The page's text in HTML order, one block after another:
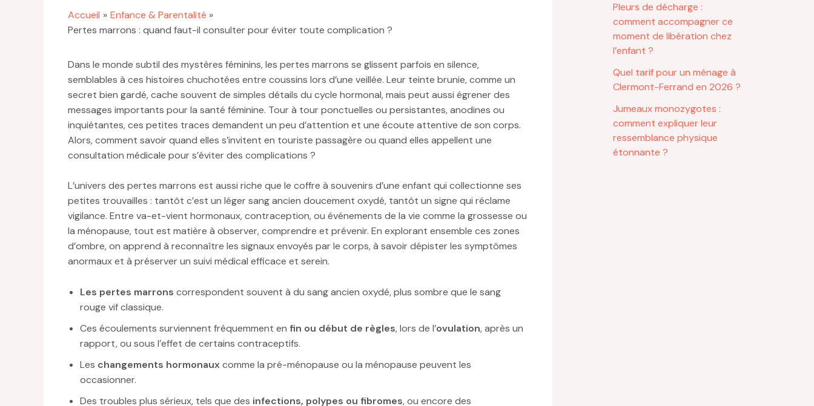
Accueil
Enfance & Parentalité
Pertes marrons : quand faut-il consulter pour éviter toute complication ?
Dans le monde subtil des mystères féminins, les pertes marrons se glissent parfois en silence,
semblables à ces histoires chuchotées entre coussins lors d’une veillée. Leur teinte brunie, comme un
secret bien gardé, cache souvent de simples détails du cycle hormonal, mais peut aussi égrener des
messages importants pour la santé féminine. Tour à tour ponctuelles ou persistantes, anodines ou
inquiétantes, ces petites traces demandent un peu d’attention et une écoute attentive de son corps.
Alors, comment savoir quand elles s’invitent en touriste passagère ou quand elles appellent une
consultation médicale pour s’éviter des complications ?
L’univers des pertes marrons est aussi riche que le coffre à souvenirs d’une enfant qui collectionne ses
petites trouvailles : tantôt c’est un léger sang ancien doucement oxydé, tantôt un signe qui réclame
vigilance. Entre va-et-vient hormonaux, contraception, ou événements de la vie comme la grossesse ou
la ménopause, tout est matière à observer, comprendre et prévenir. En explorant ensemble ces zones
d’ombre, on apprend à reconnaître les signaux envoyés par le corps, à savoir dépister les symptômes
anormaux et à préserver un suivi médical efficace et serein.
Les pertes marrons correspondent souvent à du sang ancien oxydé, plus sombre que le sang
rouge vif classique.
Ces écoulements surviennent fréquemment en fin ou début de règles, lors de l’ovulation, après un
rapport, ou sous l’effet de certains contraceptifs.
Les changements hormonauxcomme la pré-ménopause ou la ménopause peuvent les
occasionner.
Des troubles plus sérieux, tels que des infections, polypes ou fibromes, ou encore des
Pleurs de décharge :
comment accompagner ce
moment de libération chez
l’enfant ?
Quel tarif pour un ménage à
Clermont-Ferrand en 2026 ?
Jumeaux monozygotes :
comment expliquer leur
ressemblance physique
étonnante ?